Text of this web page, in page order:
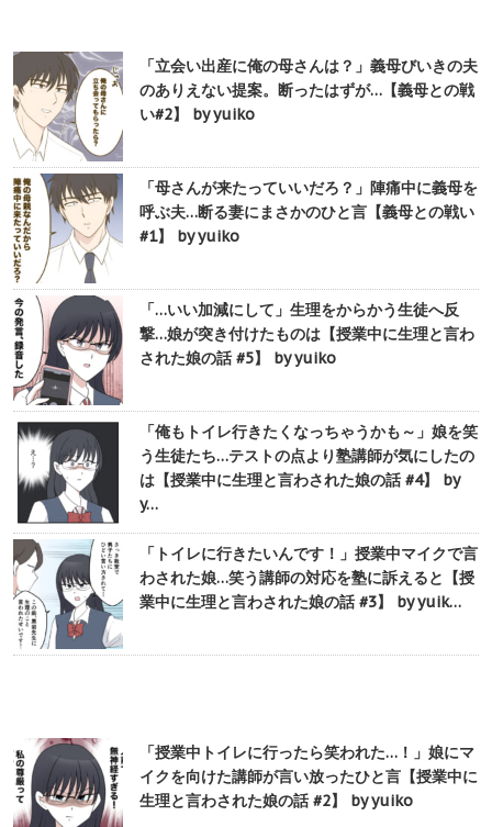
「立会い出産に俺の母さんは？」義母びいきの夫
のありえない提案。断ったはずが…【義母との戦
い#2】 by yuiko
「母さんが来たっていいだろ？」陣痛中に義母を
呼ぶ夫…断る妻にまさかのひと言【義母との戦い
#1】 by yuiko
「…いい加減にして」生理をからかう生徒へ反
撃…娘が突き付けたものは【授業中に生理と言わ
された娘の話 #5】 by yuiko
「俺もトイレ行きたくなっちゃうかも～」娘を笑
う生徒たち…テストの点より塾講師が気にしたの
は【授業中に生理と言わされた娘の話 #4】 by
y…
「トイレに行きたいんです！」授業中マイクで言
わされた娘…笑う講師の対応を塾に訴えると【授
業中に生理と言わされた娘の話 #3】 by yuik…
「授業中トイレに行ったら笑われた…！」娘にマ
イクを向けた講師が言い放ったひと言【授業中に
生理と言わされた娘の話 #2】 by yuiko